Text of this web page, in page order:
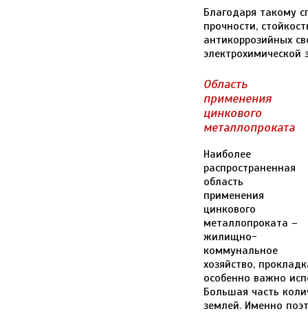
Благодаря такому
прочности,
антикоррозийных
электрохимической
Область
применения
цинкового
металлопроката
Наиболее
распространенная
область
применения
цинкового
металлопроката –
жилищно-
коммунальное
хозяйство,
особенно важно
Большая часть
землей. Именно